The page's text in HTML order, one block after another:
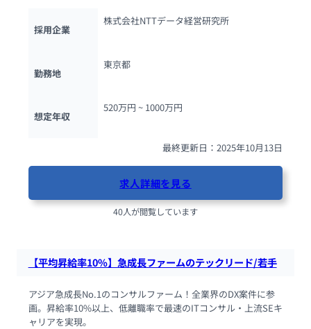
採用企業
株式会社NTTデータ経営研究所
勤務地
東京都
想定年収
520万円 ~ 1000万円
最終更新日：2025年10月13日
求人詳細を見る
40人が閲覧しています
【平均昇給率10%】急成長ファームのテックリード/若手
アジア急成長No.1のコンサルファーム！全業界のDX案件に参
画。昇給率10%以上、低離職率で最速のITコンサル・上流SEキ
ャリアを実現。